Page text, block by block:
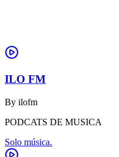
ILO FM
By ilofm
PODCATS DE MUSICA
Solo música.